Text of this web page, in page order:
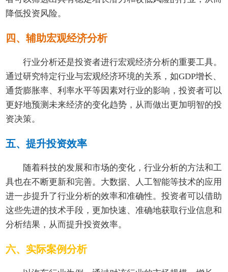
降低投资风险。
四、辅助宏观经济分析
行业分析还是投资者进行宏观经济分析的重要工具。
通过研究特定行业与宏观经济环境的关系，如GDP增长、
通货膨胀率、利率水平等因素对行业的影响，投资者可以
更好地预测未来经济的变化趋势，从而做出更加明智的投
资决策。
五、提升投资效率
随着科技的发展和市场的变化，行业分析的方法和工
具也在不断更新和完善。大数据、人工智能等技术的应用
进一步提升了行业分析的效率和准确性。投资者可以借助
这些先进的技术手段，更加快速、准确地获取行业信息和
分析结果，从而提升投资效率。
六、实际案例分析